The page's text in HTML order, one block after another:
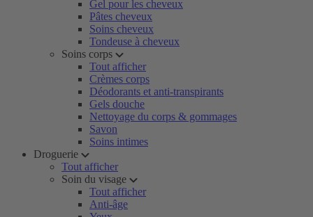
Gel pour les cheveux
Pâtes cheveux
Soins cheveux
Tondeuse à cheveux
Soins corps
Tout afficher
Crèmes corps
Déodorants et anti-transpirants
Gels douche
Nettoyage du corps & gommages
Savon
Soins intimes
Droguerie
Tout afficher
Soin du visage
Tout afficher
Anti-âge